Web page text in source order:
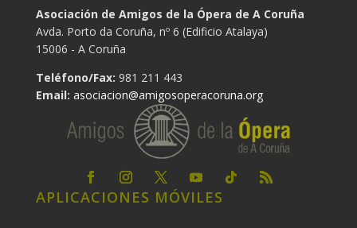
Asociación de Amigos de la Ópera de A Coruña
Avda. Porto da Coruña, nº 6 (Edificio Atalaya)
15006 - A Coruña
Teléfono/Fax: 981 211 443
Email: asociacion@amigosoperacoruna.org
APLICACIONES MÓVILES